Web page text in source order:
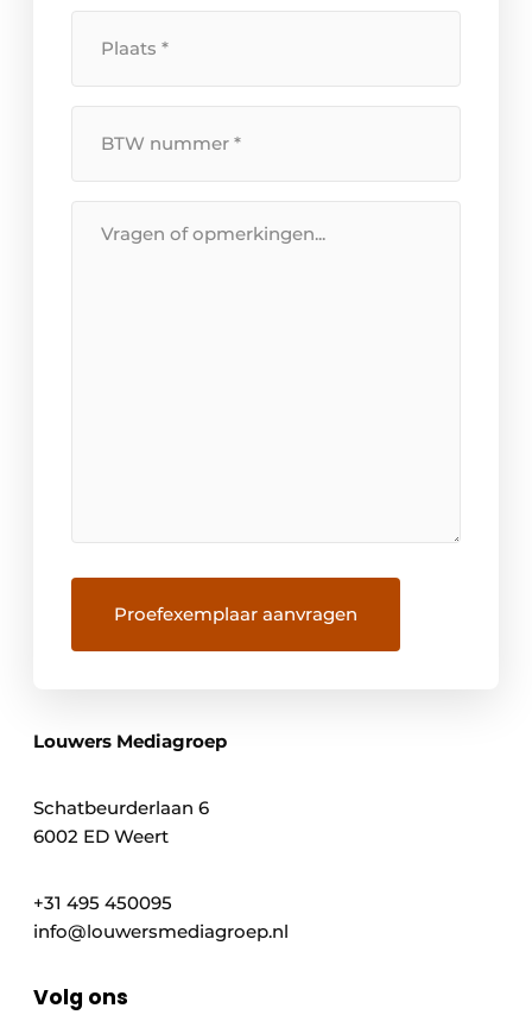
Nummer
*
Louwers Mediagroep
Schatbeurderlaan 6
6002 ED Weert
+31 495 450095
info@louwersmediagroep.nl
Volg ons